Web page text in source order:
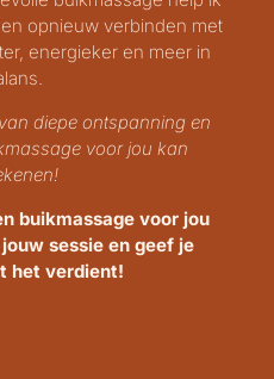
opnieuw verbinden met
energieker en meer in
diepe ontspanning en
voor jou kan
buikmassage voor jou
sessie en geef je
het verdient!